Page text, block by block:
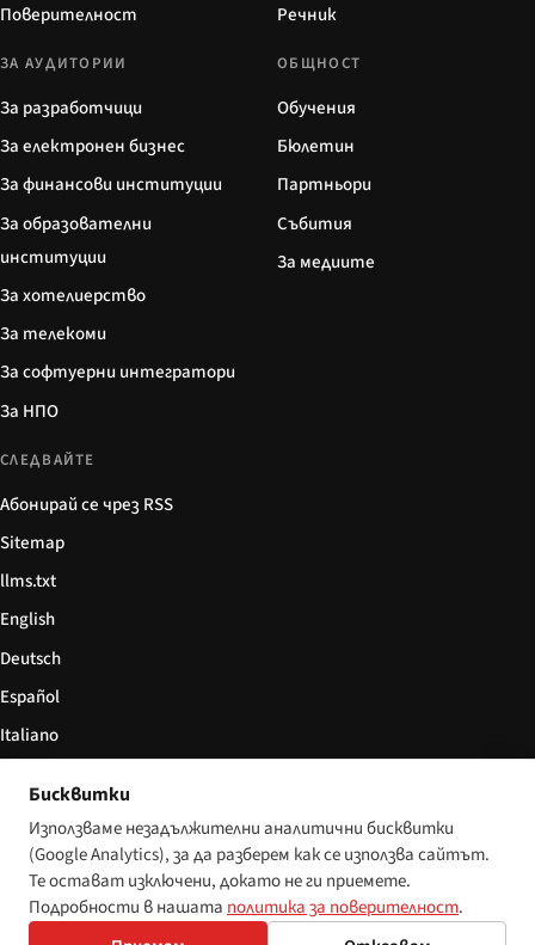
Поверителност
Речник
ЗА АУДИТОРИИ
За разработчици
За електронен бизнес
За финансови институции
За образователни
институции
За хотелиерство
За телекоми
За софтуерни интегратори
За НПО
ОБЩНОСТ
Обучения
Бюлетин
Партньори
Събития
За медиите
СЛЕДВАЙТЕ
Абонирай се чрез RSS
Sitemap
llms.txt
English
Deutsch
Español
Italiano
© 2026 Disability World. Всички права запазени. Настройки за бисквитки
Бисквитки
Използваме незадължителни аналитични бисквитки
(Google Analytics), за да разберем как се използва сайтът.
Те остават изключени, докато не ги приемете.
Подробности в нашата политика за поверителност.